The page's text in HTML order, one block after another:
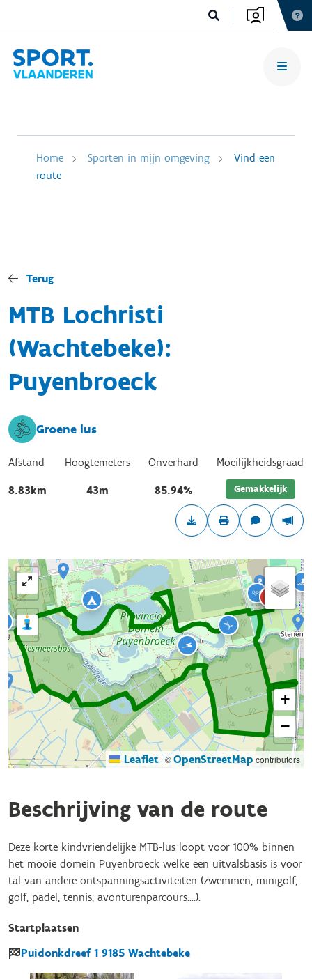
Home Sporten in mijn omgeving
Vind een
route
Terug
MTB Lochristi
(Wachtebeke):
Puyenbroeck
Groene lus
Afstand
8.83km
Hoogtemeters
43m
Onverhard
85.94%
Moeilijkheidsgraad
Gemakkelijk
+
−
Leaflet | ©OpenStreetMap contributors
Beschrijving van de route
Deze korte kindvriendelijke MTB-lus loopt voor 100% binnen
het mooie domein Puyenbroeck welke een uitvalsbasis is voor
tal van andere ontspanningsactiviteiten (zwemmen, minigolf,
golf, padel, tennis, avonturenparcours....).
Startplaatsen
Puidonkdreef 1 9185 Wachtebeke